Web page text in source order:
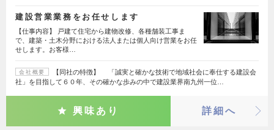
建設営業業務をお任せします
【仕事内容】 戸建て住宅から建物改修、各種舗装工事ま
で、建築・土木分野における法人または個人向け営業をお任
せします。お客様…
会社概要
【同社の特徴】 「誠実と確かな技術で地域社会に奉仕する建設会
社」を目指して６０年、その確かな歩みの中で建設業界南九州一位…
興味あり 詳細へ